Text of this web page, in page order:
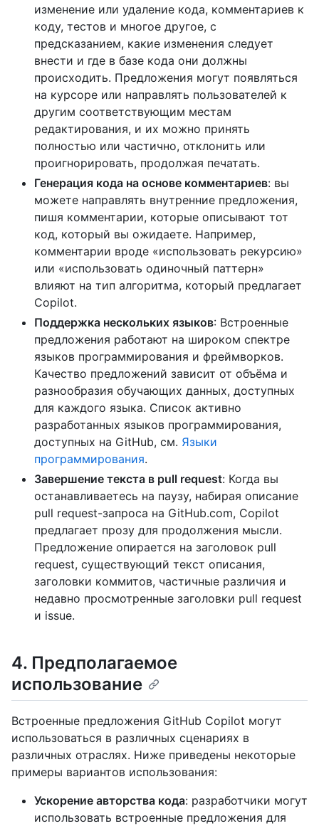
изменение или удаление кода, комментариев к
коду, тестов и многое другое, с
предсказанием, какие изменения следует
внести и где в базе кода они должны
происходить. Предложения могут появляться
на курсоре или направлять пользователей к
другим соответствующим местам
редактирования, и их можно принять
полностью или частично, отклонить или
проигнорировать, продолжая печатать.
Генерация кода на основе комментариев: вы
можете направлять внутренние предложения,
пишя комментарии, которые описывают тот
код, который вы ожидаете. Например,
комментарии вроде «использовать рекурсию»
или «использовать одиночный паттерн»
влияют на тип алгоритма, который предлагает
Copilot.
Поддержка нескольких языков: Встроенные
предложения работают на широком спектре
языков программирования и фреймворков.
Качество предложений зависит от объёма и
разнообразия обучающих данных, доступных
для каждого языка. Список активно
разработанных языков программирования,
доступных на GitHub, см. Языки
программирования.
Завершение текста в pull request: Когда вы
останавливаетесь на паузу, набирая описание
pull request-запроса на GitHub.com, Copilot
предлагает прозу для продолжения мысли.
Предложение опирается на заголовок pull
request, существующий текст описания,
заголовки коммитов, частичные различия и
недавно просмотренные заголовки pull request
и issue.
4. Предполагаемое
использование
Встроенные предложения GitHub Copilot могут
использоваться в различных сценариях в
различных отраслях. Ниже приведены некоторые
примеры вариантов использования:
Ускорение авторства кода: разработчики могут
использовать встроенные предложения для